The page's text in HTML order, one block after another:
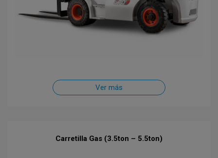
Ver más
Carretilla Gas (3.5ton – 5.5ton)